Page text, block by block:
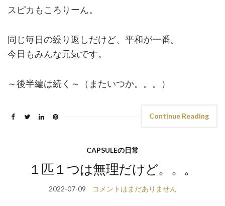
スピカもころりーん。
同じ毎日の繰り返しだけど、平和が一番。
今日もみんな元気です。
～後半編は続く～（またいつか。。。）
Continue Reading
CAPSULEの日常
１匹１つは無理だけど。。。
2022-07-09 コメントはまだありません